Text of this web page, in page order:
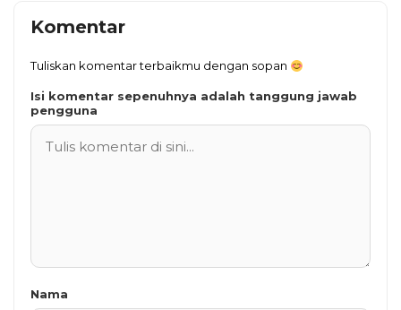
Komentar
Tuliskan komentar terbaikmu dengan sopan
Isi komentar sepenuhnya adalah tanggung jawab
pengguna
Nama